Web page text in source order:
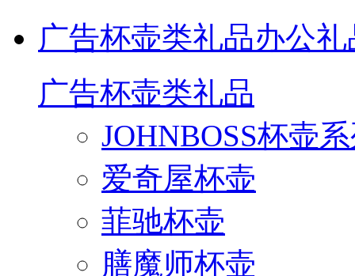
广告杯壶类礼品办公礼
广告杯壶类礼品
JOHNBOSS杯壶
爱奇屋杯壶
菲驰杯壶
膳魔师杯壶